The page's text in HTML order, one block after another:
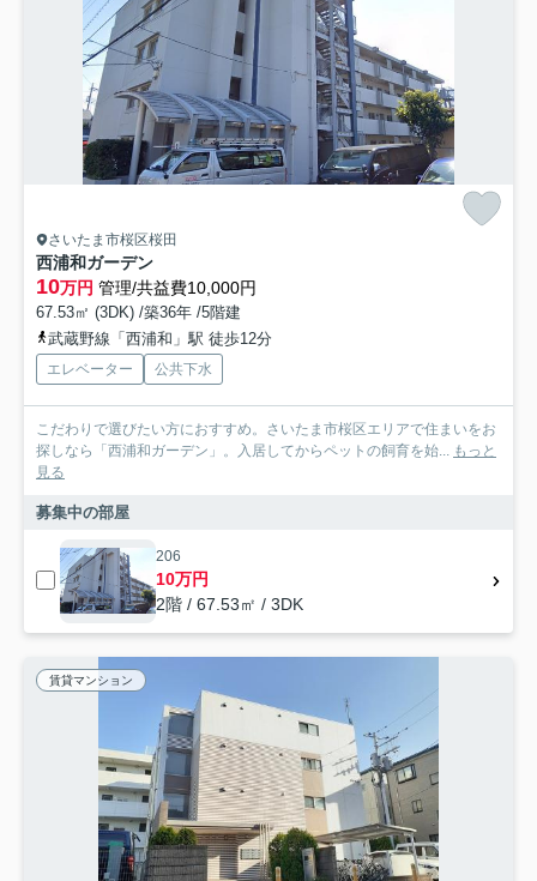
さいたま市桜区桜田
西浦和ガーデン
10万円 管理/共益費10,000円
67.53㎡ (3DK) /築36年 /5階建
武蔵野線「西浦和」駅 徒歩12分
エレベーター 公共下水
こだわりで選びたい方におすすめ。さいたま市桜区エリアで住まいをお
探しなら「西浦和ガーデン」。入居してからペットの飼育を始...
もっと
見る
募集中の部屋
206
10万円
2階 / 67.53㎡ / 3DK
賃貸マンション